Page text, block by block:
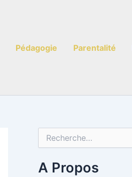
Pédagogie Parentalité
h
e
A Propos